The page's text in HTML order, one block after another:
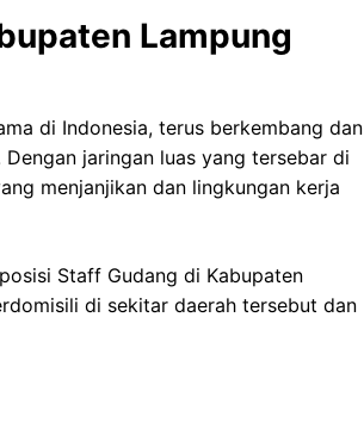
Lampung
di Indonesia, terus berkembang dan
jaringan luas yang tersebar di
menjanjikan dan lingkungan kerja
Staff Gudang di Kabupaten
di sekitar daerah tersebut dan